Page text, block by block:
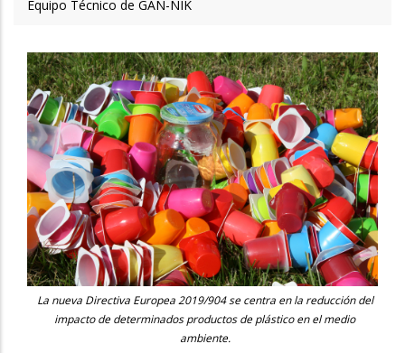
Equipo Técnico de GAN-NIK
La nueva Directiva Europea 2019/904 se centra en la reducción del
impacto de determinados productos de plástico en el medio
ambiente.